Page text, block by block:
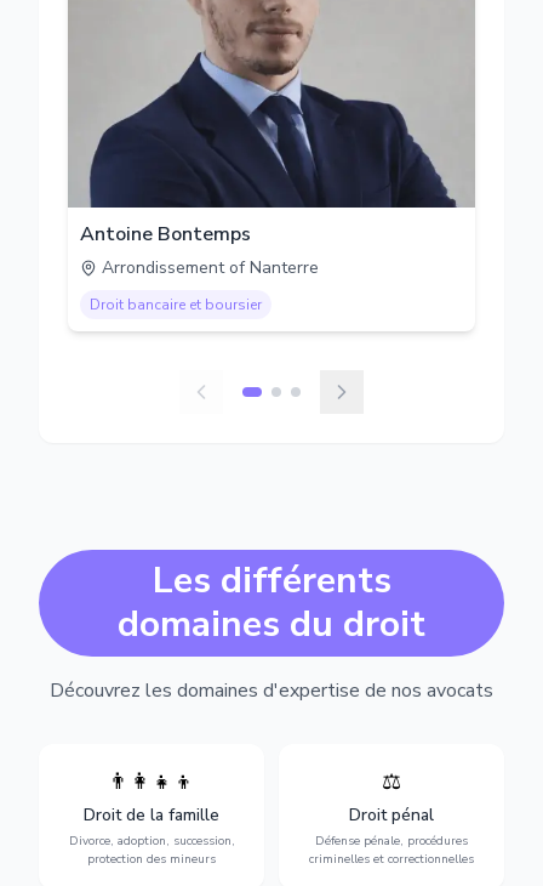
Antoine Bontemps
Arrondissement of Nanterre
Droit bancaire et boursier
Les différents
domaines du droit
Découvrez les domaines d'expertise de nos avocats
👨‍👩‍👧‍👦
Droit de la famille
Divorce, adoption, succession,
protection des mineurs
Divorce, garde d'enfants,
adoption, succession et
protection des personnes
vulnérables.
⚖️
Droit pénal
Défense pénale, procédures
criminelles et correctionnelles
Expertise en matière pénale,
vue jusqu'au procès, pour
toute affaire correctionnelle
ou criminelle.